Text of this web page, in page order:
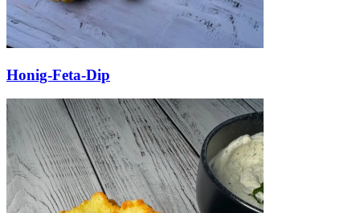
Honig-Feta-Dip